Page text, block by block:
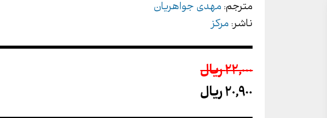
مترجم: مهدی جواهریان
ناشر: مرکز
22,000 ريال
20,900 ريال